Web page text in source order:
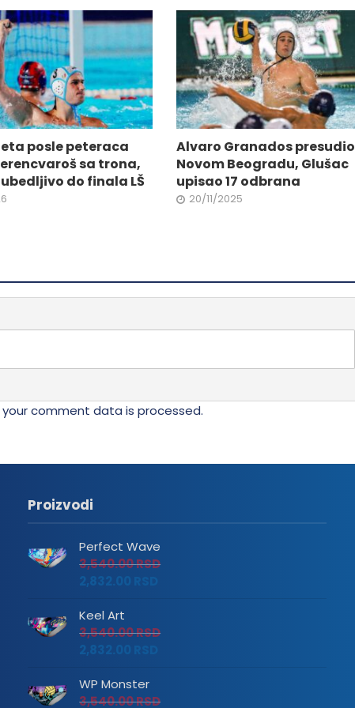
izabrane
stranici
proizvoda.
posle peteraca
sa trona,
ubedljivo do finala LŠ
Alvaro Granados presudio
Novom Beogradu, Glušac
upisao 17 odbrana
20/11/2025
your comment data is processed.
Proizvodi
Perfect Wave
3,540.00RSD
2,832.00
Keel Art
3,540.00RSD
2,832.00
WP Monster
3,540.00RSD